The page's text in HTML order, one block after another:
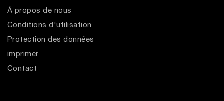
À propos de nous
Conditions d'utilisation
Protection des données
imprimer
Contact